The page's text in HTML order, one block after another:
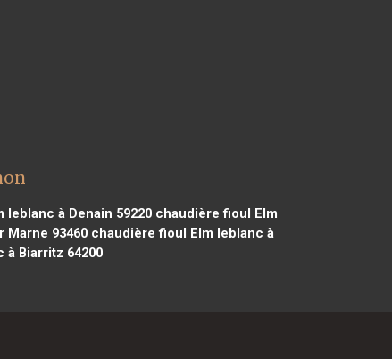
leblanc à Denain 59220 chaudière fioul Elm
93460chaudière fioul Elm leblanc à
Biarritz 64200